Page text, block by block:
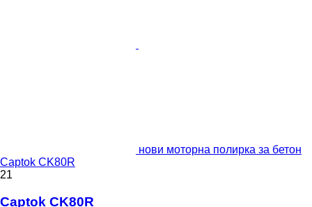
нови моторна полирка за бетон
Captok CK80R
21
Captok CK80R